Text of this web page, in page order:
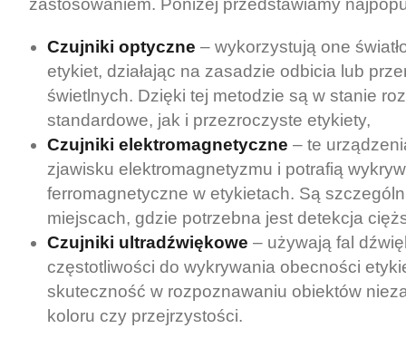
zastosowaniem. Poniżej przedstawiamy
Czujniki optyczne – wykorzystują one
etykiet, działając na zasadzie odbicia lub
świetlnych. Dzięki tej metodzie są w stanie
standardowe, jak i przezroczyste etykiety,
Czujniki elektromagnetyczne – te
zjawisku elektromagnetyzmu i potrafią
ferromagnetyczne w etykietach. Są
miejscach, gdzie potrzebna jest detekcja
Czujniki ultradźwiękowe – używają fal
częstotliwości do wykrywania obecności
skuteczność w rozpoznawaniu obiektów
koloru czy przejrzystości.